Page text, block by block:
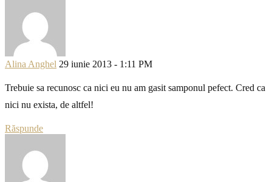
Alina Anghel 29 iunie 2013 - 1:11 PM
Trebuie sa recunosc ca nici eu nu am gasit samponul pefect. Cred ca
nici nu exista, de altfel!
Răspunde